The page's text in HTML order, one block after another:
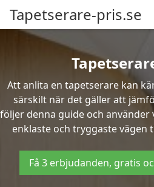
Tapetserare-pris.se
Att anlita en tapetserare kan
särskilt när det gäller att
följer denna guide och
enklaste och tryggaste vägen
Få 3 erbjudanden, gratis